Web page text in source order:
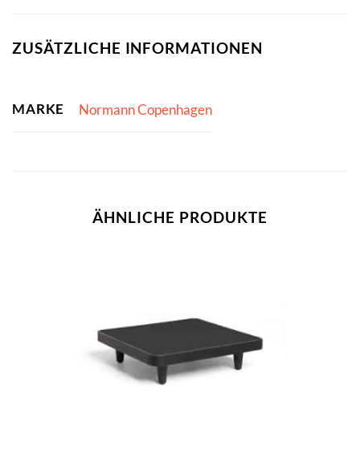
ZUSÄTZLICHE INFORMATIONEN
MARKE Normann Copenhagen
ÄHNLICHE PRODUKTE